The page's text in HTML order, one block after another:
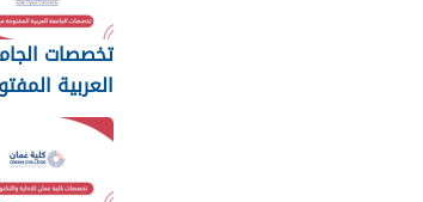
تخصصات
العربية
مسقط 2026